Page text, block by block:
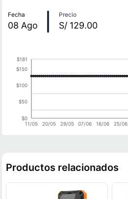
Fecha
08 Ago
Precio
S/ 129.00
11/05 20/05 29/05 07/06 16/06 25/06
$0
$50
$100
$150
$181
Productos relacionados